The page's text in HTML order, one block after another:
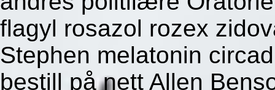
flagyl rosazol rozex
Stephen melatonin
bestill på nett Allen